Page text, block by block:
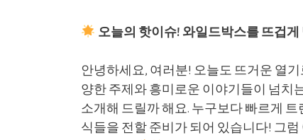
오늘의 핫이슈! 와일드박스를 뜨겁게
안녕하세요, 여러분! 오늘도 뜨거운 열
양한 주제와 흥미로운 이야기들이 넘치
소개해 드릴까 해요. 누구보다 빠르게
식들을 전할 준비가 되어 있습니다! 그